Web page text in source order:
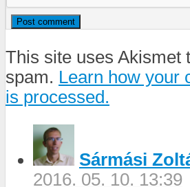
This site uses Akismet
spam. Learn how your
is processed.
Sármási
2016. 05. 10. 13:39